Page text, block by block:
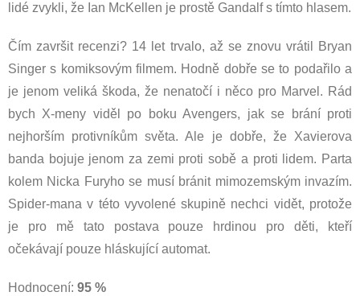
lidé zvykli, že Ian McKellen je prostě Gandalf s tímto hlasem.
Čím završit recenzi? 14 let trvalo, až se znovu vrátil Bryan
Singer s komiksovým filmem. Hodně dobře se to podařilo a
je jenom veliká škoda, že nenatočí i něco pro Marvel. Rád
bych X-meny viděl po boku Avengers, jak se brání proti
nejhorším protivníkům světa. Ale je dobře, že Xavierova
banda bojuje jenom za zemi proti sobě a proti lidem. Parta
kolem Nicka Furyho se musí bránit mimozemským invazím.
Spider-mana v této vyvolené skupině nechci vidět, protože
je pro mě tato postava pouze hrdinou pro děti, kteří
očekávají pouze hláskující automat.
Hodnocení: 95 %